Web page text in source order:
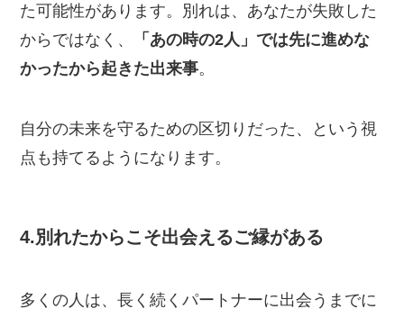
た可能性があります。別れは、あなたが失敗した
からではなく、
「あの時の2人」では先に進めな
かったから起きた出来事。
自分の未来を守るための区切りだった、という視
点も持てるようになります。
4.別れたからこそ出会えるご縁がある
多くの人は、長く続くパートナーに出会うまでに